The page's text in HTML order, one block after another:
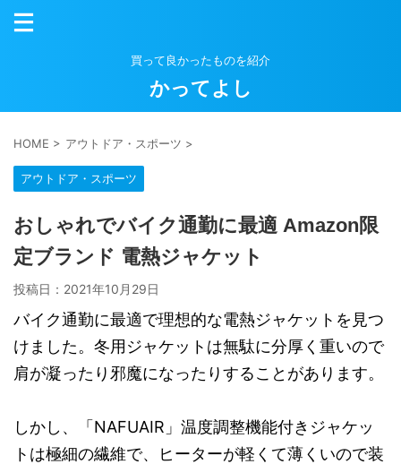
買って良かったものを紹介
かってよし
HOME > アウトドア・スポーツ >
アウトドア・スポーツ
おしゃれでバイク通勤に最適 Amazon限
定ブランド 電熱ジャケット
投稿日： 2021年10月29日
バイク通勤に最適で理想的な電熱ジャケットを見つ
けました。冬用ジャケットは無駄に分厚く重いので
肩が凝ったり邪魔になったりすることがあります。
しかし、「NAFUAIR」温度調整機能付きジャケッ
トは極細の繊維で、ヒーターが軽くて薄くいので装